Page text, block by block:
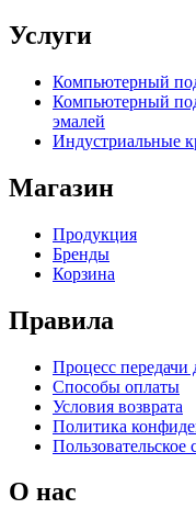
Услуги
Компьютерный
Компьютерный
эмалей
Индустриальные
Магазин
Продукция
Бренды
Корзина
Правила
Процесс передачи
Способы оплаты
Условия возврата
Политика
Пользовательское
О нас